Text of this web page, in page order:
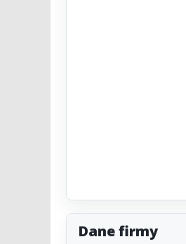
Dane firmy